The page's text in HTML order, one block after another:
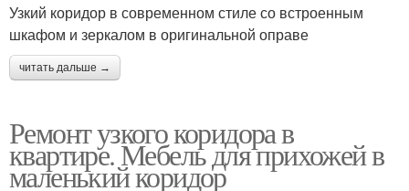
Узкий коридор в современном стиле со встроенным
шкафом и зеркалом в оригинальной оправе
читать дальше →
Ремонт узкого коридора в
квартире. Мебель для прихожей в
маленький коридор